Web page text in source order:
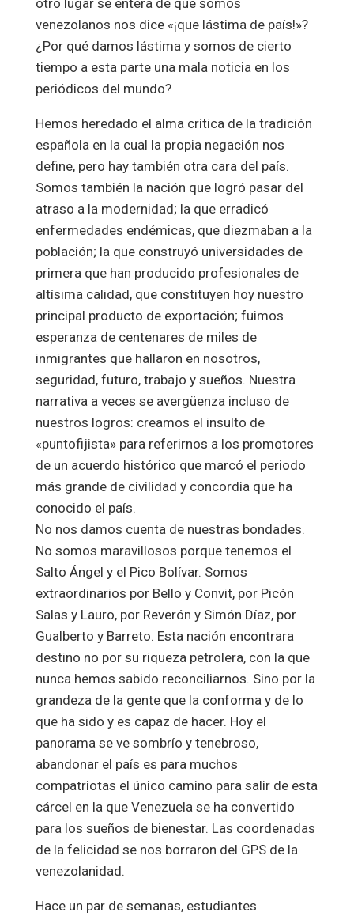
otro lugar se entera de que somos
venezolanos nos dice «¡que lástima de país!»?
¿Por qué damos lástima y somos de cierto
tiempo a esta parte una mala noticia en los
periódicos del mundo?
Hemos heredado el alma crítica de la tradición
española en la cual la propia negación nos
define, pero hay también otra cara del país.
Somos también la nación que logró pasar del
atraso a la modernidad; la que erradicó
enfermedades endémicas, que diezmaban a la
población; la que construyó universidades de
primera que han producido profesionales de
altísima calidad, que constituyen hoy nuestro
principal producto de exportación; fuimos
esperanza de centenares de miles de
inmigrantes que hallaron en nosotros,
seguridad, futuro, trabajo y sueños. Nuestra
narrativa a veces se avergüenza incluso de
nuestros logros: creamos el insulto de
«puntofijista» para referirnos a los promotores
de un acuerdo histórico que marcó el periodo
más grande de civilidad y concordia que ha
conocido el país.
No nos damos cuenta de nuestras bondades.
No somos maravillosos porque tenemos el
Salto Ángel y el Pico Bolívar. Somos
extraordinarios por Bello y Convit, por Picón
Salas y Lauro, por Reverón y Simón Díaz, por
Gualberto y Barreto. Esta nación encontrara
destino no por su riqueza petrolera, con la que
nunca hemos sabido reconciliarnos. Sino por la
grandeza de la gente que la conforma y de lo
que ha sido y es capaz de hacer. Hoy el
panorama se ve sombrío y tenebroso,
abandonar el país es para muchos
compatriotas el único camino para salir de esta
cárcel en la que Venezuela se ha convertido
para los sueños de bienestar. Las coordenadas
de la felicidad se nos borraron del GPS de la
venezolanidad.
Hace un par de semanas, estudiantes